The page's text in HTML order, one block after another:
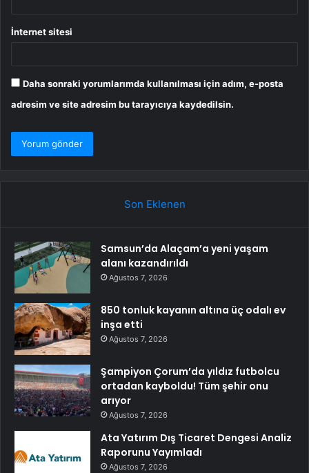
İnternet sitesi
Daha sonraki yorumlarımda kullanılması için adım, e-posta
adresim ve site adresim bu tarayıcıya kaydedilsin.
Son Eklenen
Samsun’da Alaçam’a yeni yaşam
alanı kazandırıldı
Ağustos 7, 2026
850 tonluk kayanın altına üç odalı ev
inşa etti
Ağustos 7, 2026
Şampiyon Çorum’da yıldız futbolcu
ortadan kayboldu! Tüm şehir onu
arıyor
Ağustos 7, 2026
Ata Yatırım Dış Ticaret Dengesi Analiz
Raporunu Yayımladı
Ağustos 7, 2026